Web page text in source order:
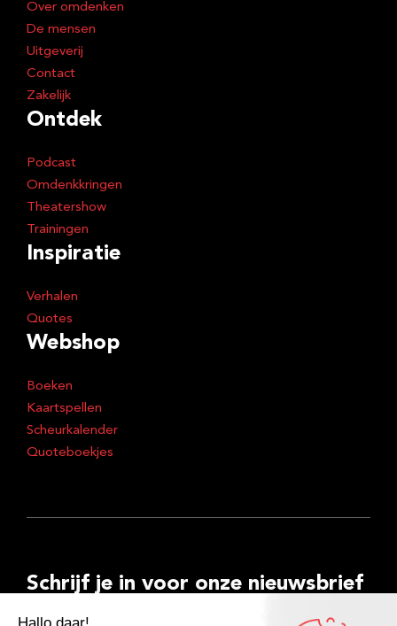
Over omdenken
De mensen
Uitgeverij
Contact
Zakelijk
Ontdek
Podcast
Omdenkkringen
Theatershow
Trainingen
Inspiratie
Verhalen
Quotes
Webshop
Boeken
Kaartspellen
Scheurkalender
Quoteboekjes
Schrijf je in voor onze nieuwsbrief